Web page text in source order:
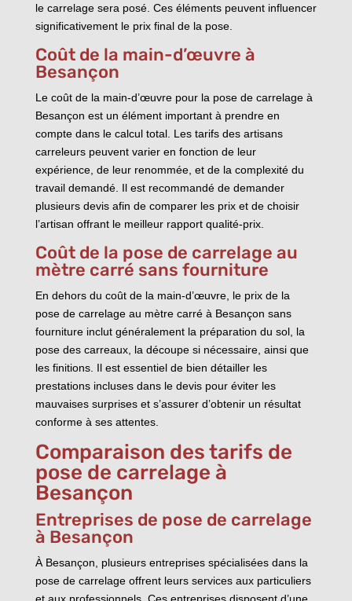
le carrelage sera posé. Ces éléments peuvent influencer
significativement le prix final de la pose.
Coût de la main-d’œuvre à
Besançon
Le coût de la main-d’œuvre pour la pose de carrelage à
Besançon est un élément important à prendre en
compte dans le calcul total. Les tarifs des artisans
carreleurs peuvent varier en fonction de leur
expérience, de leur renommée, et de la complexité du
travail demandé. Il est recommandé de demander
plusieurs devis afin de comparer les prix et de choisir
l’artisan offrant le meilleur rapport qualité-prix.
Coût de la pose de carrelage au
mètre carré sans fourniture
En dehors du coût de la main-d’œuvre, le prix de la
pose de carrelage au mètre carré à Besançon sans
fourniture inclut généralement la préparation du sol, la
pose des carreaux, la découpe si nécessaire, ainsi que
les finitions. Il est essentiel de bien détailler les
prestations incluses dans le devis pour éviter les
mauvaises surprises et s’assurer d’obtenir un résultat
conforme à ses attentes.
Comparaison des tarifs de
pose de carrelage à
Besançon
Entreprises de pose de carrelage
à Besançon
À Besançon, plusieurs entreprises spécialisées dans la
pose de carrelage offrent leurs services aux particuliers